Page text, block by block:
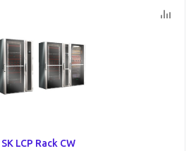
SK LCP Rack CW